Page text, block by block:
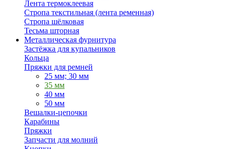
Лента термоклеевая
Стропа текстильная (лента ременная)
Стропа шёлковая
Тесьма шторная
Металлическая фурнитура
Застёжка для купальников
Кольца
Пряжки для ремней
25 мм; 30 мм
35 мм
40 мм
50 мм
Вешалки-цепочки
Карабины
Пряжки
Запчасти для молний